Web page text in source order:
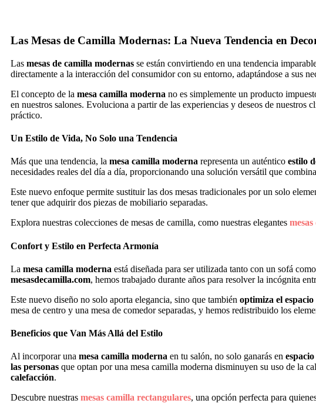
Las Mesas de Camilla Modernas: La Nueva Tendencia en
Las mesas de camilla modernas se están convirtiendo en una tendencia
directamente a la interacción del consumidor con su entorno, adaptándose a sus
El concepto de la mesa camilla moderna no es simplemente un producto
en nuestros salones. Evoluciona a partir de las experiencias y deseos de
práctico.
Un Estilo de Vida, No Solo una Tendencia
Más que una tendencia, la mesa camilla moderna representa un auténtico estilo
necesidades reales del día a día, proporcionando una solución versátil que
Este nuevo enfoque permite sustituir las dos mesas tradicionales por un solo
tener que adquirir dos piezas de mobiliario separadas.
Explora nuestras colecciones de mesas de camilla, como nuestras elegantes
Confort y Estilo en Perfecta Armonía
La mesa camilla moderna está diseñada para ser utilizada tanto con un sofá
mesasdecamilla.com, hemos trabajado durante años para resolver la incógnita
Este nuevo diseño no solo aporta elegancia, sino que también optimiza el
mesa de centro y una mesa de comedor separadas, y hemos redistribuido los
Beneficios que Van Más Allá del Estilo
Al incorporar una mesa camilla moderna en tu salón, no solo ganarás en
las personas que optan por una mesa camilla moderna disminuyen su uso de la
calefacción.
Descubre nuestras mesas camilla rectangulares, una opción perfecta para